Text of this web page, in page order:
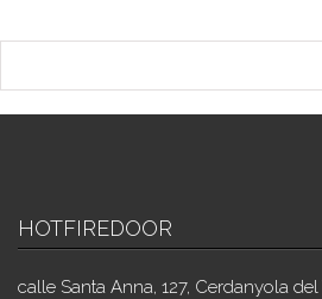
HOTFIREDOOR
calle Santa Anna, 127, Cerdanyola